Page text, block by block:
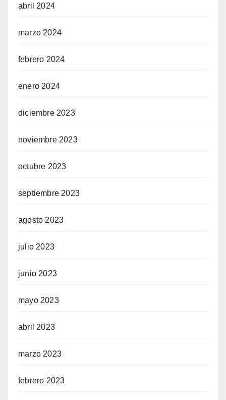
abril 2024
marzo 2024
febrero 2024
enero 2024
diciembre 2023
noviembre 2023
octubre 2023
septiembre 2023
agosto 2023
julio 2023
junio 2023
mayo 2023
abril 2023
marzo 2023
febrero 2023